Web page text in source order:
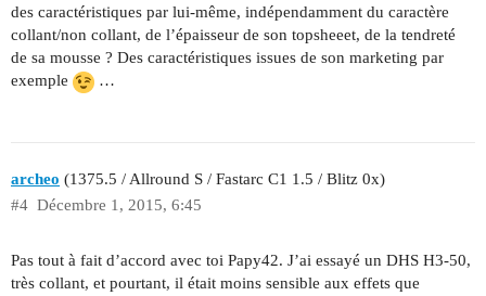
des caractéristiques par lui-même, indépendamment du caractère
collant/non collant, de l’épaisseur de son topsheeet, de la tendreté
de sa mousse ? Des caractéristiques issues de son marketing par
exemple
…
archeo (1375.5 / Allround S / Fastarc C1 1.5 / Blitz 0x)
Décembre 1, 2015, 6:45
#4
Pas tout à fait d’accord avec toi Papy42. J’ai essayé un DHS H3-50,
très collant, et pourtant, il était moins sensible aux effets que